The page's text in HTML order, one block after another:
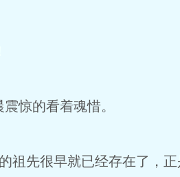
惊的看着魂惜。
先很早就已经存在了，正